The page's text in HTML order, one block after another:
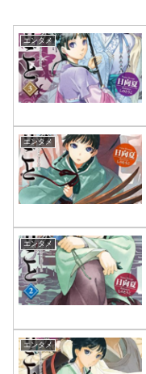
エンタメ
エンタメ
エンタメ
エンタメ